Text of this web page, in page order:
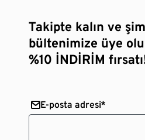
Takipte kalın ve
bültenimize üye
%10 İNDİRİM
E-posta adresi*